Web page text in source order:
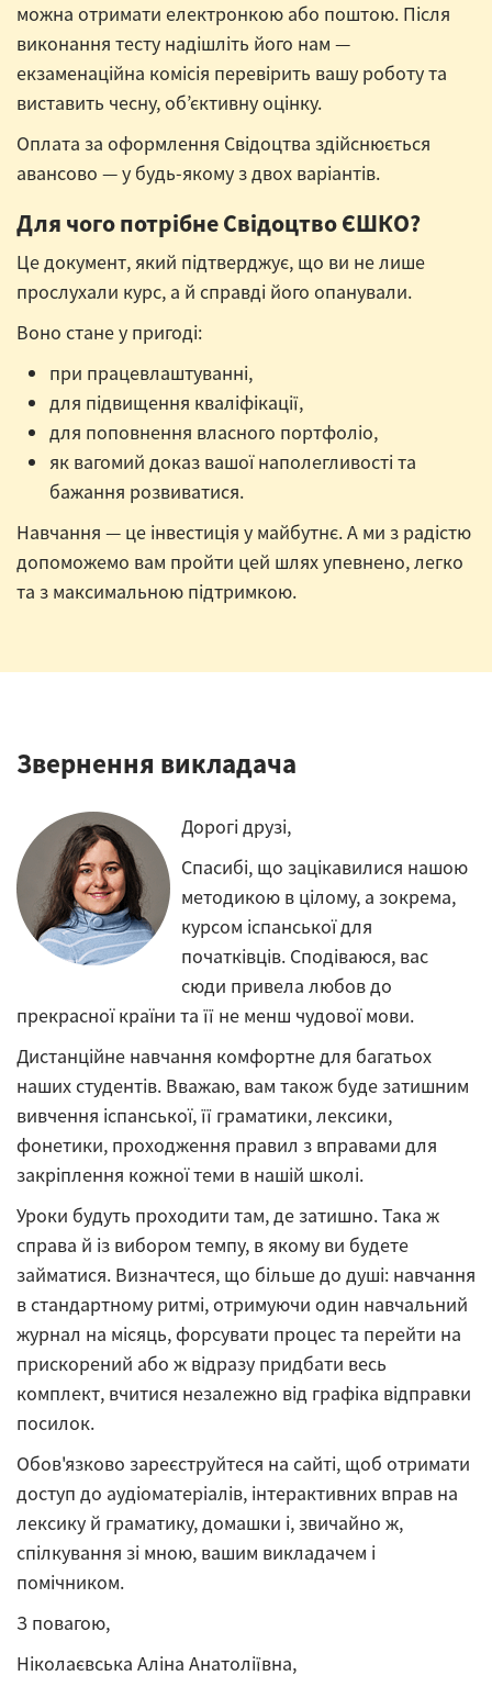
можна отримати електронкою або поштою. Після
виконання тесту надішліть його нам —
екзаменаційна комісія перевірить вашу роботу та
виставить чесну, об’єктивну оцінку.
Оплата за оформлення Свідоцтва здійснюється
авансово — у будь-якому з двох варіантів.
Для чого потрібне Свідоцтво ЄШКО?
Це документ, який підтверджує, що ви не лише
прослухали курс, а й справді його опанували.
Воно стане у пригоді:
при працевлаштуванні,
для підвищення кваліфікації,
для поповнення власного портфоліо,
як вагомий доказ вашої наполегливості та
бажання розвиватися.
Навчання — це інвестиція у майбутнє. А ми з радістю
допоможемо вам пройти цей шлях упевнено, легко
та з максимальною підтримкою.
Звернення викладача
Дорогі друзі,
Спасибі, що зацікавилися нашою
методикою в цілому, а зокрема,
курсом іспанської для
початківців. Сподіваюся, вас
сюди привела любов до
прекрасної країни та її не менш чудової мови.
Дистанційне навчання комфортне для багатьох
наших студентів. Вважаю, вам також буде затишним
вивчення іспанської, її граматики, лексики,
фонетики, проходження правил з вправами для
закріплення кожної теми в нашій школі.
Уроки будуть проходити там, де затишно. Така ж
справа й із вибором темпу, в якому ви будете
займатися. Визначтеся, що більше до душі: навчання
в стандартному ритмі, отримуючи один навчальний
журнал на місяць, форсувати процес та перейти на
прискорений або ж відразу придбати весь
комплект, вчитися незалежно від графіка відправки
посилок.
Обов'язково зареєструйтеся на сайті, щоб отримати
доступ до аудіоматеріалів, інтерактивних вправ на
лексику й граматику, домашки і, звичайно ж,
спілкування зі мною, вашим викладачем і
помічником.
З повагою,
Ніколаєвська Аліна Анатоліївна,